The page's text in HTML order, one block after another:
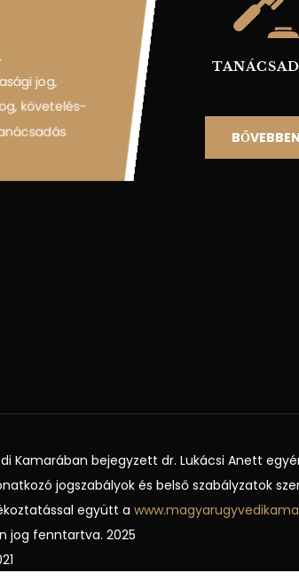
jog,
követelés-
BŐVEBBEN BŐVEBBEN
Kamarában bejegyzett dr. Lukácsi Anett
jogszabályok és belső szabályzatok
együtt a
jog fenntartva. 2025